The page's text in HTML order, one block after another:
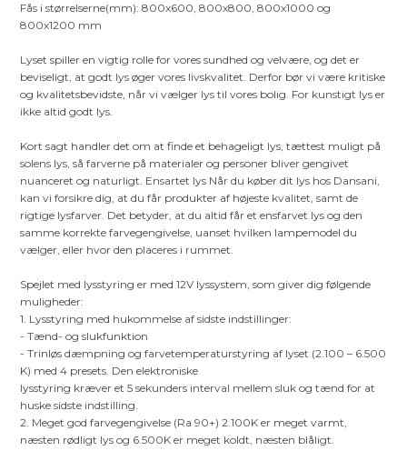
Fås i størrelserne(mm): 800x600, 800x800, 800x1000 og
800x1200 mm
Lyset spiller en vigtig rolle for vores sundhed og velvære, og det er
beviseligt, at godt lys øger vores livskvalitet. Derfor bør vi være kritiske
og kvalitetsbevidste, når vi vælger lys til vores bolig. For kunstigt lys er
ikke altid godt lys.
Kort sagt handler det om at finde et behageligt lys, tættest muligt på
solens lys, så farverne på materialer og personer bliver gengivet
nuanceret og naturligt. Ensartet lys Når du køber dit lys hos Dansani,
kan vi forsikre dig, at du får produkter af højeste kvalitet, samt de
rigtige lysfarver. Det betyder, at du altid får et ensfarvet lys og den
samme korrekte farvegengivelse, uanset hvilken lampemodel du
vælger, eller hvor den placeres i rummet.
Spejlet med lysstyring er med 12V lyssystem, som giver dig følgende
muligheder:
1. Lysstyring med hukommelse af sidste indstillinger:
- Tænd- og slukfunktion
- Trinløs dæmpning og farvetemperaturstyring af lyset (2.100 – 6.500
K) med 4 presets. Den elektroniske
lysstyring kræver et 5 sekunders interval mellem sluk og tænd for at
huske sidste indstilling.
2. Meget god farvegengivelse (Ra 90+) 2.100K er meget varmt,
næsten rødligt lys og 6.500K er meget koldt, næsten blåligt.